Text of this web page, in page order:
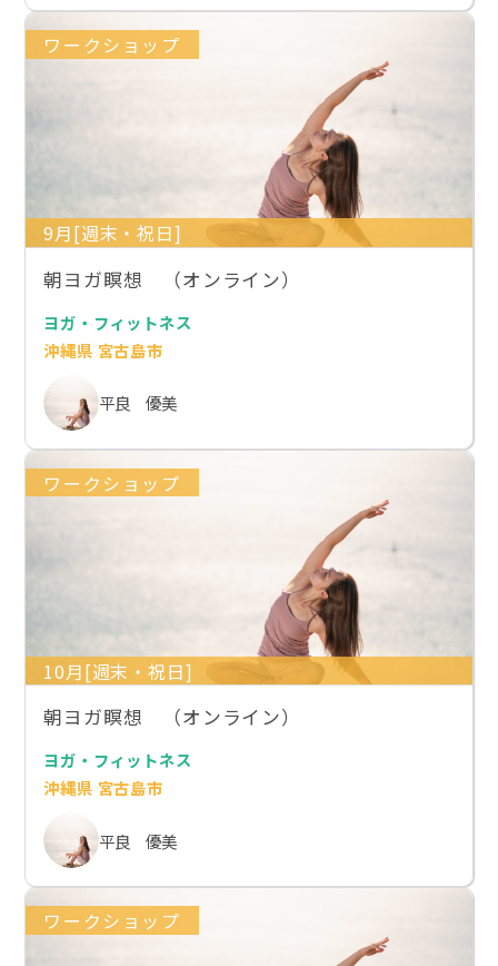
ワークショップ
9月[週末・祝日]
朝ヨガ瞑想 （オンライン）
ヨガ・フィットネス
沖縄県 宮古島市
平良 優美
ワークショップ
10月[週末・祝日]
朝ヨガ瞑想 （オンライン）
ヨガ・フィットネス
沖縄県 宮古島市
平良 優美
ワークショップ